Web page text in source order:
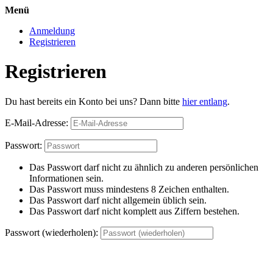
Menü
Anmeldung
Registrieren
Registrieren
Du hast bereits ein Konto bei uns? Dann bitte hier entlang.
E-Mail-Adresse:
Passwort:
Das Passwort darf nicht zu ähnlich zu anderen persönlichen
Informationen sein.
Das Passwort muss mindestens 8 Zeichen enthalten.
Das Passwort darf nicht allgemein üblich sein.
Das Passwort darf nicht komplett aus Ziffern bestehen.
Passwort (wiederholen):